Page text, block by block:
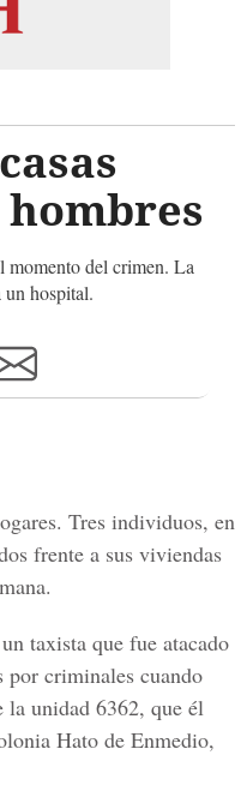
momento del crimen. La
un hospital.
Tres individuos, en
frente a sus viviendas
taxista que fue atacado
por criminales cuando
la unidad 6362, que él
Hato de Enmedio,